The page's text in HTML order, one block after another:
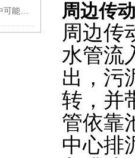
周边传
周边传
水管流
出，污
转，并
管依靠
中心排